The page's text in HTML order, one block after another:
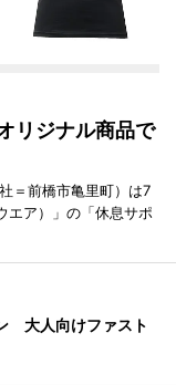
リジナル商品で
＝前橋市亀里町）は7
エア）」の「休息サポ
大人向けファスト